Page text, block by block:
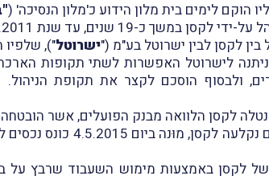
הוקם לימים בית מלון הידוע כ'מלון הנסיכה' (
ישרוטל"), שלפיו
ולבסוף הוסכם לקצר את תקופת
נטלה לקסן הלוואה מבנק הפועלים, אשר
ביום 4.5.2015 כונס נכסים ללקסן (
לקסן באמצעות מימוש השעבוד שרבץ על